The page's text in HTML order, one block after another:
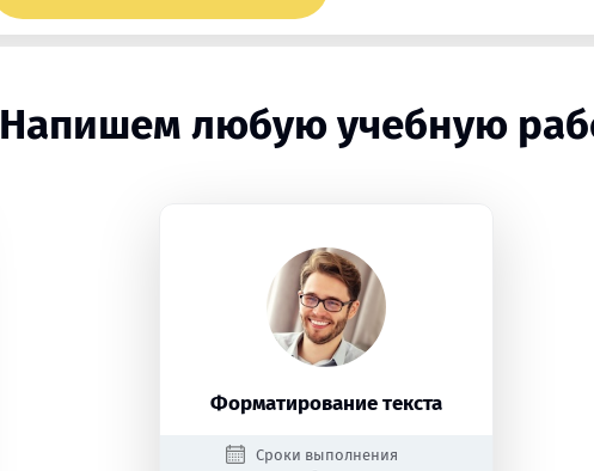
Напишем любую учебную
Форматирование текста
Сроки выполнения